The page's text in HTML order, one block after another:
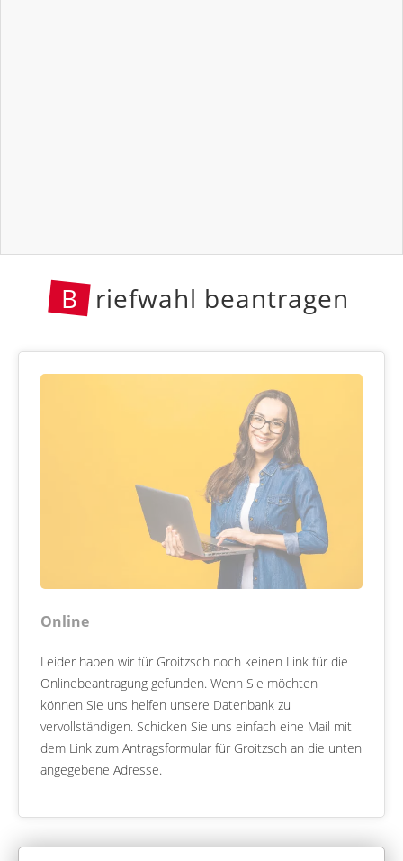
B riefwahl beantragen
Online
Leider haben wir für Groitzsch noch keinen Link für die
Onlinebeantragung gefunden. Wenn Sie möchten
können Sie uns helfen unsere Datenbank zu
vervollständigen. Schicken Sie uns einfach eine Mail mit
dem Link zum Antragsformular für Groitzsch an die unten
angegebene Adresse.